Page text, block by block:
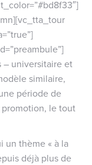
– universitaire et
similaire,
période de
le tout
un thème « à la
déjà plus de